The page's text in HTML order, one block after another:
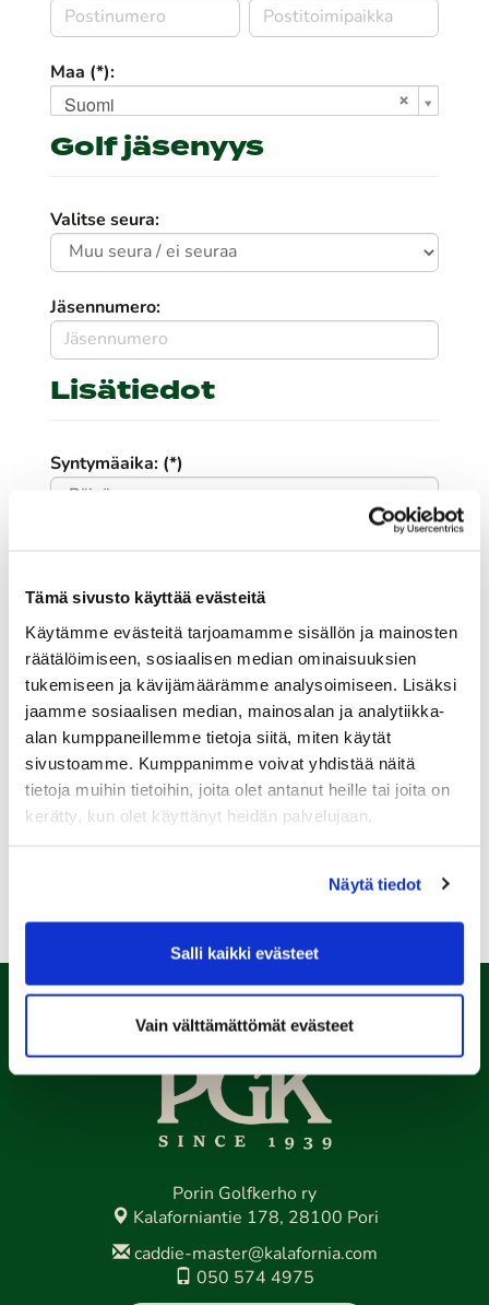
Tämä sivusto käyttää evästeitä
Käytämme evästeitä tarjoamamme sisällön ja mainosten
räätälöimiseen, sosiaalisen median ominaisuuksien
tukemiseen ja kävijämäärämme analysoimiseen. Lisäksi
jaamme sosiaalisen median, mainosalan ja analytiikka-
alan kumppaneillemme tietoja siitä, miten käytät
sivustoamme. Kumppanimme voivat yhdistää näitä
tietoja muihin tietoihin, joita olet antanut heille tai joita on
kerätty, kun olet käyttänyt heidän palvelujaan.
Näytä tiedot
Salli kaikki evästeet
Vain välttämättömät evästeet
Maa (*):
Suomi
Golf jäsenyys
Valitse seura:
Jäsennumero:
Lisätiedot
Syntymäaika: (*)
Sukupuoli:
Rekisteröidy
Haluan tilata Kalafornia uutiskirjeen
Olen lukenuttietosuojaselosteenja hyväksyn
henkilötietojeni käsittelyn (*)
Porin Golfkerho ry
Kalaforniantie 178, 28100 Pori
caddie-master@kalafornia.com
050 574 4975